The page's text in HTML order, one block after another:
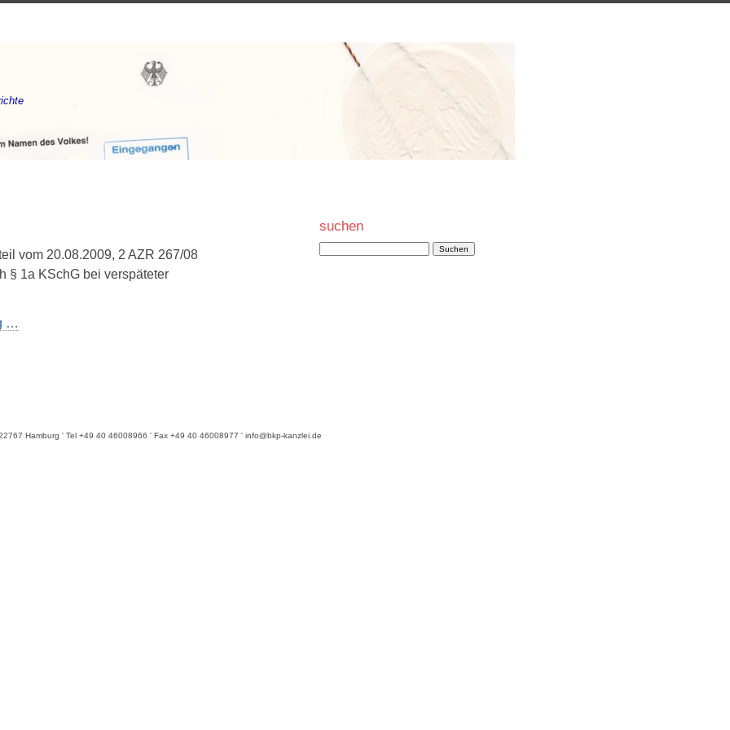
vom 20.08.2009, 2 AZR 267/08
§ 1a KSchG bei verspäteter
…
suchen
Hamburg ' Tel +49 40 46008966 ' Fax +49 40 46008977 ' info@bkp-kanzlei.de